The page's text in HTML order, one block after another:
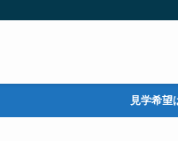
見学希望